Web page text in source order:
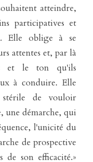
atteindre,
participatives et
Elle oblige à se
attentes et, par là
et le ton qu'ils
à conduire. Elle
de vouloir
une démarche, qui
l'unicité du
de prospective